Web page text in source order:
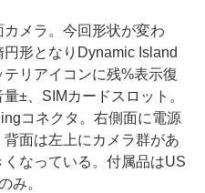
メラ。今回形状が変わ
形となりDynamic Island
リアイコンに残%表示復
±、SIMカードスロット。
コネクタ。右側面に電源
面は左上にカメラ群があ
なっている。付属品はUS
み。